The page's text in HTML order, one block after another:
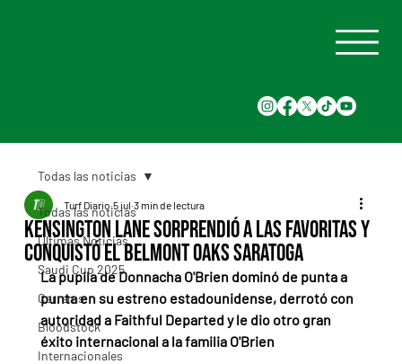
Todas las noticias
Últimas Noticias
Saudi Cup 2025
Carreras
Bloodstock
Internacionales
Todas las noticias
Kensington Lane sorprendió a las favoritas y
conquistó el Belmont Oaks Saratoga
Turf Diario 5 jul 3 min de lectura
La pupila de Donnacha O'Brien dominó de punta a
punta en su estreno estadounidense, derrotó con
autoridad a Faithful Departed y le dio otro gran
éxito internacional a la familia O'Brien